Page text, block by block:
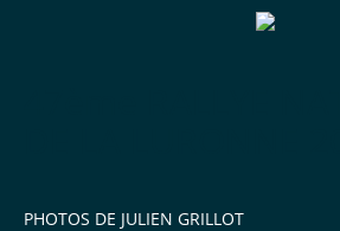
PHOTOS DE JULIEN GRILLOT